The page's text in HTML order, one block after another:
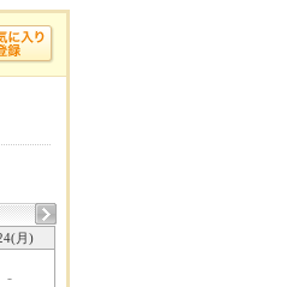
月)
-